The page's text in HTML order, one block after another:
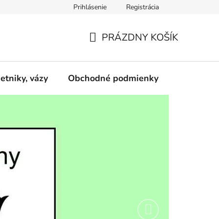
odstúpenie od zmluvy +421 952 102 202
Prihlásenie Registrácia
KOŠÍK
PRÁZDNY KOŠÍK
vázy Obchodné podmienky
Nasledujúce